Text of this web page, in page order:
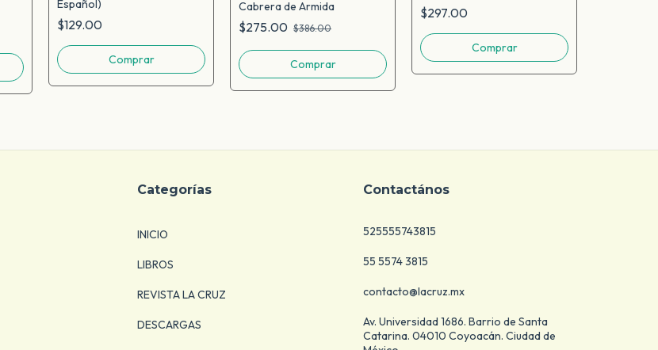
Español)
$129.00
Cabrera de Armida
$275.00 $386.00
$297.00
Categorías
INICIO
LIBROS
REVISTA LA CRUZ
DESCARGAS
Contactános
525555743815
55 5574 3815
contacto@lacruz.mx
Av. Universidad 1686. Barrio de Santa
Catarina. 04010 Coyoacán. Ciudad de